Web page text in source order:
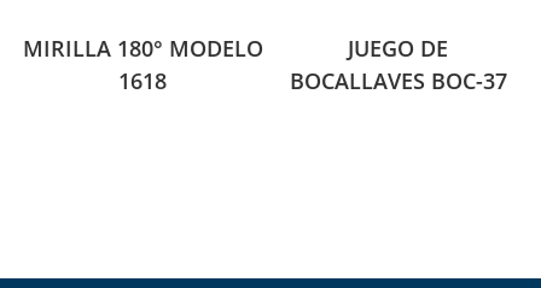
MIRILLA 180° MODELO
1618
JUEGO DE
BOCALLAVES BOC-37